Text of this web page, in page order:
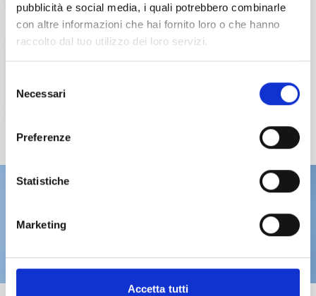
pubblicità e social media, i quali potrebbero combinarle
con altre informazioni che hai fornito loro o che hanno
raccolto dal tuo utilizzo dei loro servizi.
delNecessari
Preferenze
Statistiche
Marketing
Accetta tutti
Non fai ancora parte di ADCEC Tre